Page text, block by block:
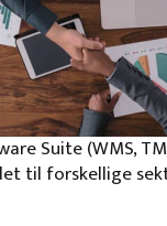
Suite (WMS,
til forskellige